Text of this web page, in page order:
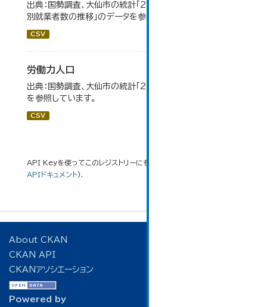
出典：国勢調査、大仙市の統計「2-8 地域別産業（大分類）
別就業者数の推移」のデータを参照しています。
CSV
労働力人口
出典：国勢調査、大仙市の統計「2-6 労働力人口」のデータ
を参照しています。
CSV
API Keyを使ってこのレジストリーにもアクセス可能です
APIドキュメント).
About CKAN
CKAN API
CKANアソシエーション
Powered by